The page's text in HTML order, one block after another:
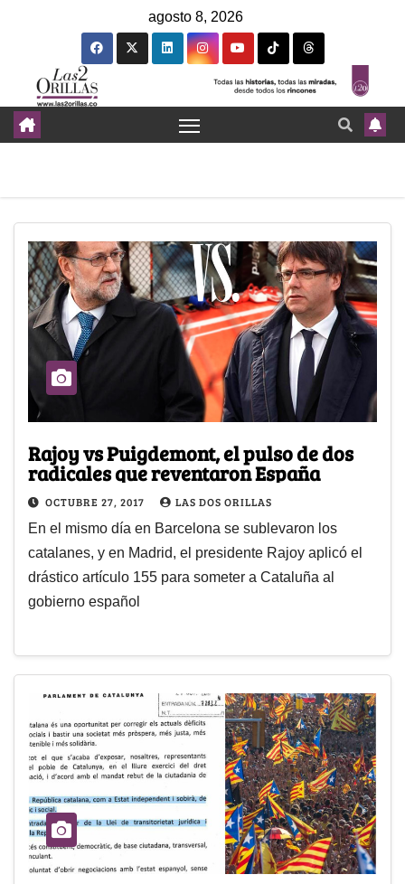
agosto 8, 2026
Rajoy vs Puigdemont, el pulso de dos
radicales que reventaron España
OCTUBRE 27, 2017 LAS DOS ORILLAS
En el mismo día en Barcelona se sublevaron los
catalanes, y en Madrid, el presidente Rajoy aplicó el
drástico artículo 155 para someter a Cataluña al
gobierno español